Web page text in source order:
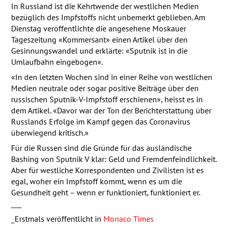
In Russland ist die Kehrtwende der westlichen Medien
bezüglich des Impfstoffs nicht unbemerkt geblieben. Am
Dienstag veröffentlichte die angesehene Moskauer
Tageszeitung «Kommersant» einen Artikel über den
Gesinnungswandel und erklärte: «Sputnik ist in die
Umlaufbahn eingebogen».
«In den letzten Wochen sind in einer Reihe von westlichen
Medien neutrale oder sogar positive Beiträge über den
russischen Sputnik-V-Impfstoff erschienen», heisst es in
dem Artikel. «Davor war der Ton der Berichterstattung über
Russlands Erfolge im Kampf gegen das Coronavirus
überwiegend kritisch.»
Für die Russen sind die Gründe für das ausländische
Bashing von Sputnik V klar: Geld und Fremdenfeindlichkeit.
Aber für westliche Korrespondenten und Zivilisten ist es
egal, woher ein Impfstoff kommt, wenn es um die
Gesundheit geht – wenn er funktioniert, funktioniert er.
_Erstmals veröffentlicht in Monaco Times